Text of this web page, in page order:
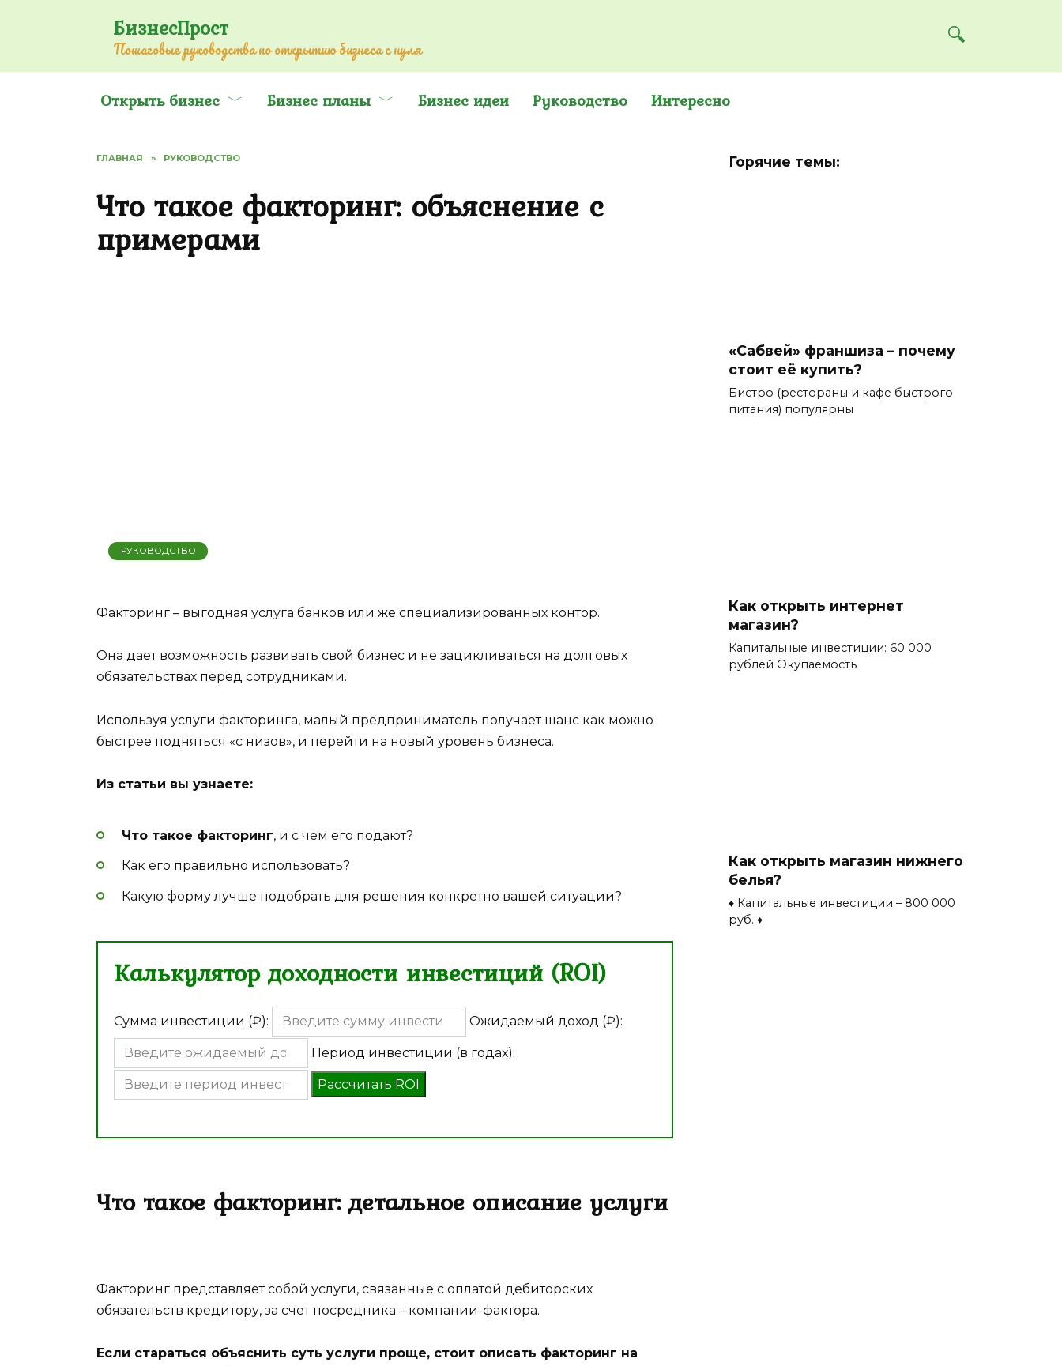
БизнесПрост
Пошаговые руководства по открытию бизнеса с нуля
Открыть бизнес Бизнес планы Бизнес идеи Руководство Интересно
ГЛАВНАЯ » РУКОВОДСТВО
Что такое факторинг: объяснение с
примерами
РУКОВОДСТВО
Факторинг – выгодная услуга банков или же специализированных контор.
Она дает возможность развивать свой бизнес и не зацикливаться на долговых
обязательствах перед сотрудниками.
Используя услуги факторинга, малый предприниматель получает шанс как можно
быстрее подняться «с низов», и перейти на новый уровень бизнеса.
Из статьи вы узнаете:
Что такое факторинг, и с чем его подают?
Как его правильно использовать?
Какую форму лучше подобрать для решения конкретно вашей ситуации?
Калькулятор доходности инвестиций (ROI)
Сумма инвестиции (₽): Ожидаемый доход (₽):
Период инвестиции (в годах):
Рассчитать ROI
Что такое факторинг: детальное описание услуги
Факторинг представляет собой услуги, связанные с оплатой дебиторских
обязательств кредитору, за счет посредника – компании-фактора.
Если стараться объяснить суть услуги проще, стоит описать факторинг на
Горячие темы:
«Сабвей» франшиза – почему
стоит её купить?
Бистро (рестораны и кафе быстрого
питания) популярны
Как открыть интернет
магазин?
Капитальные инвестиции: 60 000
рублей Окупаемость
Как открыть магазин нижнего
белья?
♦ Капитальные инвестиции – 800 000
руб. ♦